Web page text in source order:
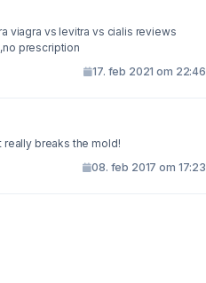
viagra vs levitra vs cialis reviews
prescription
17. feb 2021 om 22:46
really breaks the mold!
08. feb 2017 om 17:23